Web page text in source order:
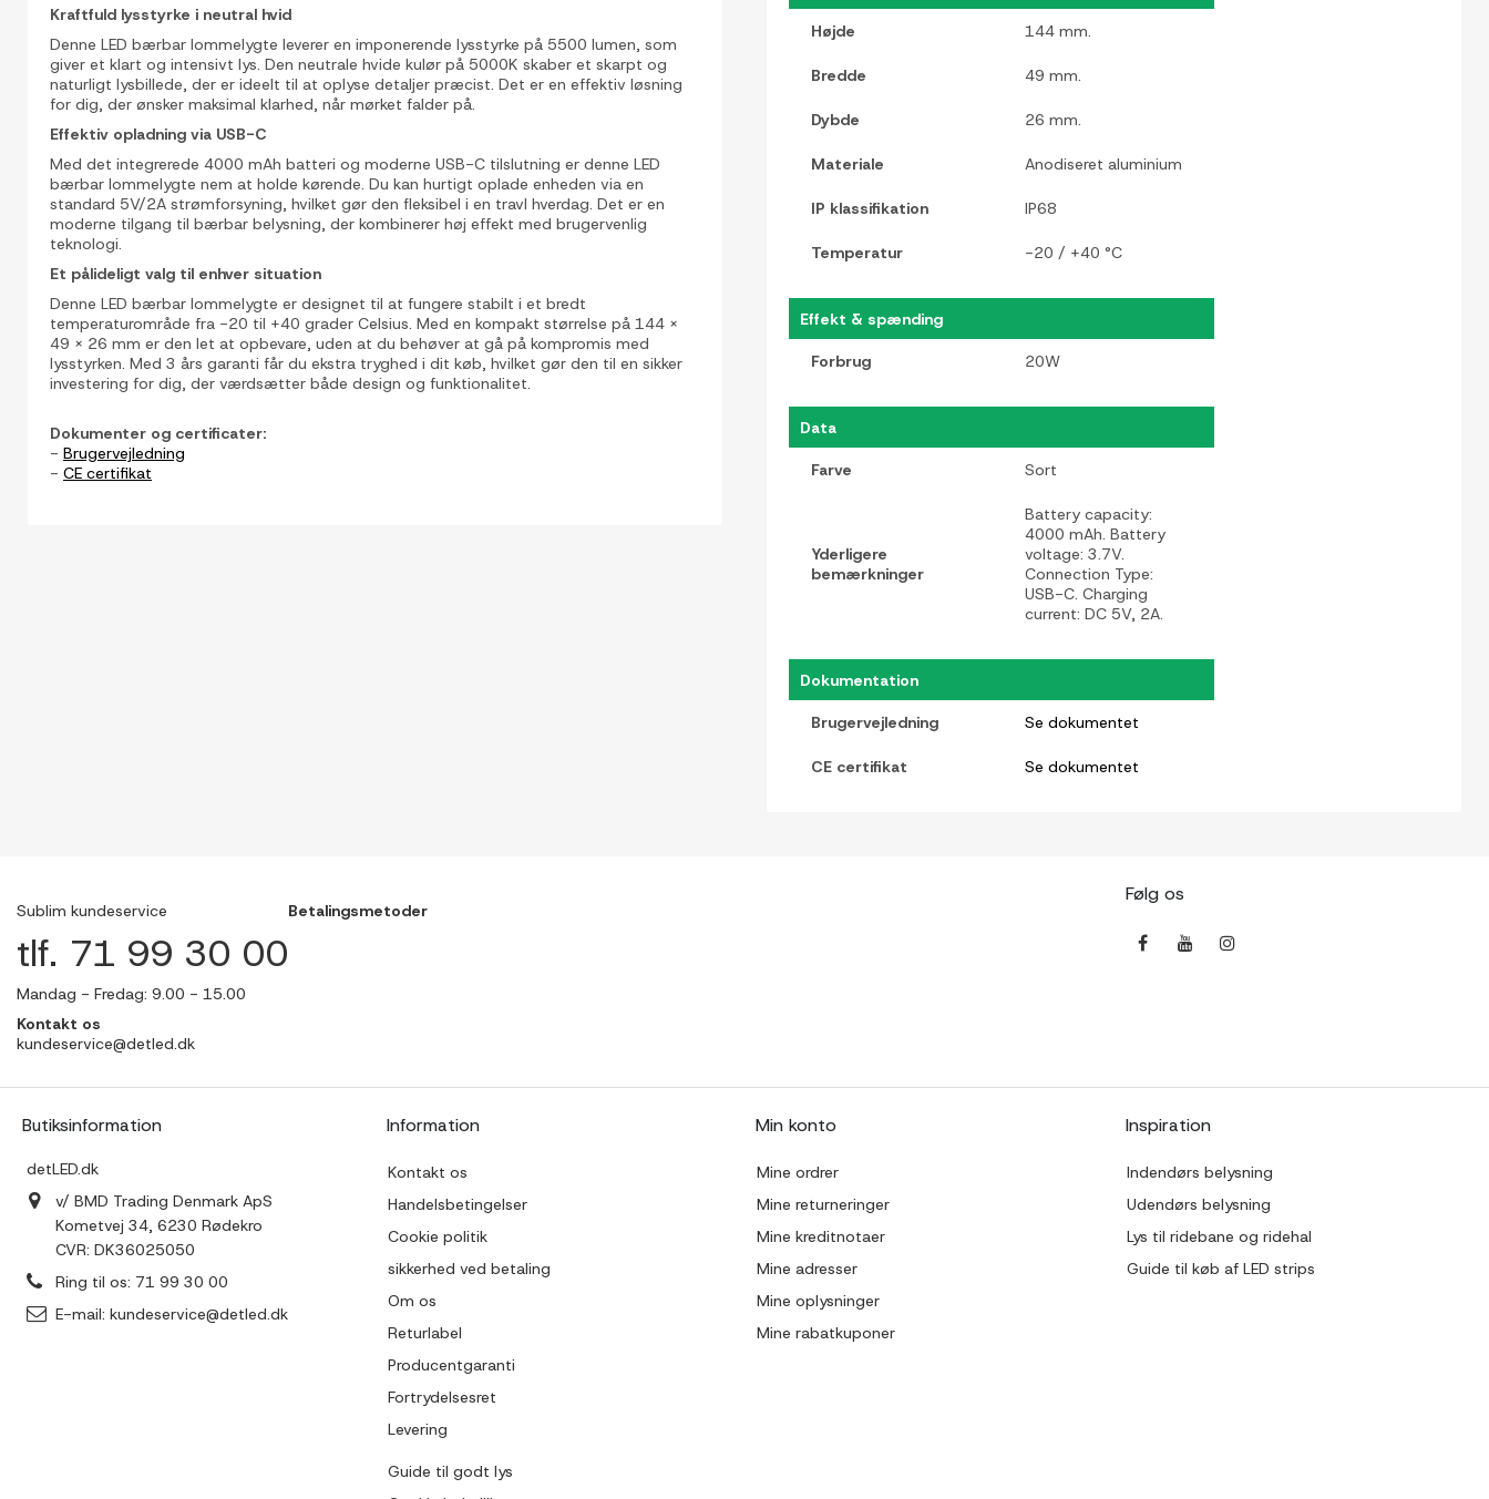
Kraftfuld lysstyrke i neutral hvid
Denne LED bærbar lommelygte leverer en imponerende lysstyrke på 5500 lumen, som
giver et klart og intensivt lys. Den neutrale hvide kulør på 5000K skaber et skarpt og
naturligt lysbillede, der er ideelt til at oplyse detaljer præcist. Det er en effektiv løsning
for dig, der ønsker maksimal klarhed, når mørket falder på.
Effektiv opladning via USB-C
Med det integrerede 4000 mAh batteri og moderne USB-C tilslutning er denne LED
bærbar lommelygte nem at holde kørende. Du kan hurtigt oplade enheden via en
standard 5V/2A strømforsyning, hvilket gør den fleksibel i en travl hverdag. Det er en
moderne tilgang til bærbar belysning, der kombinerer høj effekt med brugervenlig
teknologi.
Et pålideligt valg til enhver situation
Denne LED bærbar lommelygte er designet til at fungere stabilt i et bredt
temperaturområde fra -20 til +40 grader Celsius. Med en kompakt størrelse på 144 x
49 x 26 mm er den let at opbevare, uden at du behøver at gå på kompromis med
lysstyrken. Med 3 års garanti får du ekstra tryghed i dit køb, hvilket gør den til en sikker
investering for dig, der værdsætter både design og funktionalitet.
Dokumenter og certificater:
- Brugervejledning
- CE certifikat
Højde 144 mm.
Bredde 49 mm.
Dybde 26 mm.
Materiale Anodiseret aluminium
IP klassifikation IP68
Temperatur -20 / +40 °C
Effekt & spænding
Forbrug 20W
Data
Farve Sort
Yderligere
bemærkninger
Battery capacity:
4000 mAh. Battery
voltage: 3.7V.
Connection Type:
USB-C. Charging
current: DC 5V, 2A.
Dokumentation
Brugervejledning Se dokumentet
CE certifikat Se dokumentet
Sublim kundeservice
tlf. 71 99 30 00
Mandag - Fredag: 9.00 - 15.00
Kontakt os
kundeservice@detled.dk
Betalingsmetoder
Følg os
Butiksinformation
detLED.dk
v/ BMD Trading Denmark ApS
Kometvej 34, 6230 Rødekro
CVR: DK36025050
Ring til os: 71 99 30 00
E-mail: kundeservice@detled.dk
Information
Kontakt os
Handelsbetingelser
Cookie politik
sikkerhed ved betaling
Om os
Returlabel
Producentgaranti
Fortrydelsesret
Levering
Guide til godt lys
Min konto
Mine ordrer
Mine returneringer
Mine kreditnotaer
Mine adresser
Mine oplysninger
Mine rabatkuponer
Inspiration
Indendørs belysning
Udendørs belysning
Lys til ridebane og ridehal
Guide til køb af LED strips